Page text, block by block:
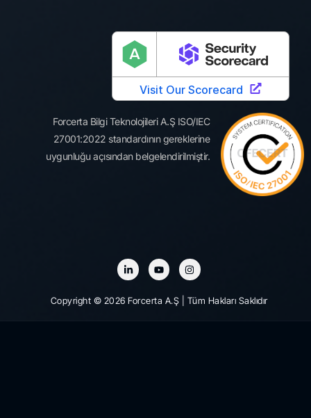
Forcerta Bilgi Teknolojileri A.Ş ISO/IEC
27001:2022 standardının gereklerine
uygunluğu açısından belgelendirilmiştir.
Copyright © 2026 Forcerta A.Ş | Tüm Hakları Saklıdır